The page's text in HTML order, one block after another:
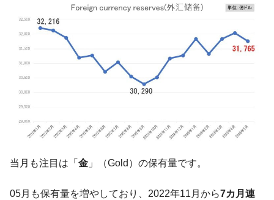
JPモルガン「韓国レバレッジETFの清算は
ほぼ終わった」
『Money1』
韓国『国民年金公団』株価暴落で200兆蒸
発。
『Money1』
韓国政府「ニセＫ-ブランドを通報しようキ
ャンペーン」⇒ あの名物教授も登場！
『Money1』
ぎ」では。
『Money1』
韓国鉄鋼最大手『POSCO』ズブズブ沈む。
塊！
当月も注目は「 金 」（Gold）の保有量です。
05月も保有量を増やしており、2022年11月から7カ月連